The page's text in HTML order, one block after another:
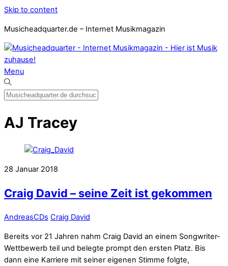
Skip to content
Musicheadquarter.de – Internet Musikmagazin
Menu
AJ Tracey
28 Januar 2018
Craig David – seine Zeit ist gekommen
AndreasCDs Craig David
Bereits vor 21 Jahren nahm Craig David an einem Songwriter-
Wettbewerb teil und belegte prompt den ersten Platz. Bis
dann eine Karriere mit seiner eigenen Stimme folgte,